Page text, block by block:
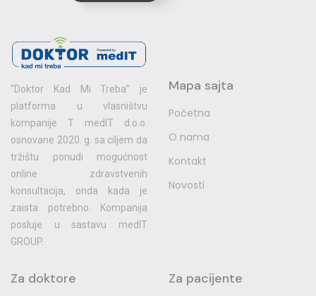
“Doktor Kad Mi Treba” je
platforma u vlasništvu
kompanije T medIT d.o.o.
osnovane 2020. g. sa ciljem da
tržištu ponudi mogućnost
online zdravstvenih
konsultacija, onda kada je
zaista potrebno. Kompanija
posluje u sastavu medIT
GROUP.
Mapa sajta
Početna
O nama
Kontakt
Novosti
Za doktore Za pacijente